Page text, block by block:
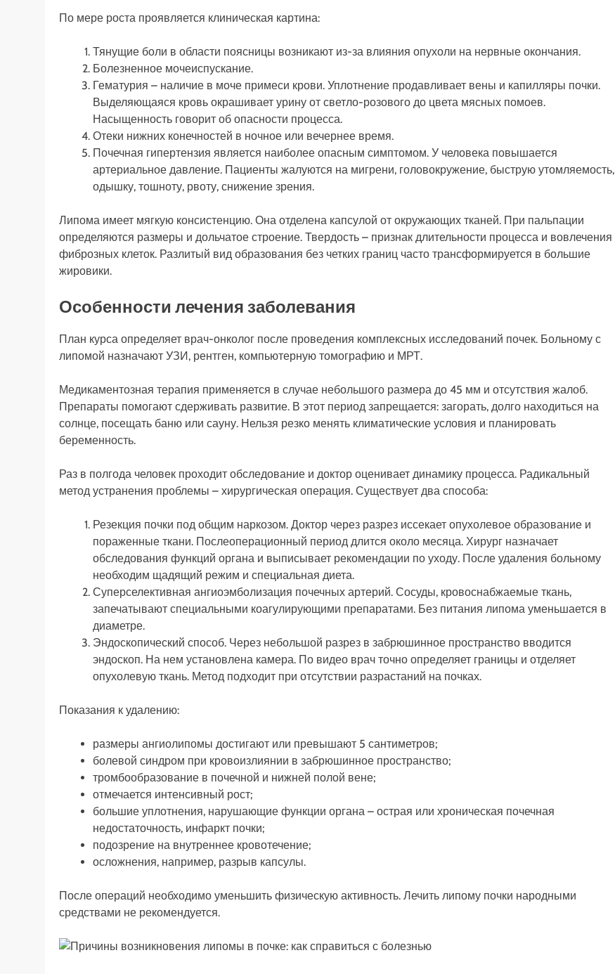
По мере роста проявляется клиническая картина:
Тянущие боли в области поясницы возникают из-за влияния опухоли на нервные окончания.
Болезненное мочеиспускание.
Гематурия – наличие в моче примеси крови. Уплотнение продавливает вены и капилляры почки.
Выделяющаяся кровь окрашивает урину от светло-розового до цвета мясных помоев.
Насыщенность говорит об опасности процесса.
Отеки нижних конечностей в ночное или вечернее время.
Почечная гипертензия является наиболее опасным симптомом. У человека повышается
артериальное давление. Пациенты жалуются на мигрени, головокружение, быструю утомляемость,
одышку, тошноту, рвоту, снижение зрения.
Липома имеет мягкую консистенцию. Она отделена капсулой от окружающих тканей. При пальпации
определяются размеры и дольчатое строение. Твердость – признак длительности процесса и вовлечения
фиброзных клеток. Разлитый вид образования без четких границ часто трансформируется в большие
жировики.
Особенности лечения заболевания
План курса определяет врач-онколог после проведения комплексных исследований почек. Больному с
липомой назначают УЗИ, рентген, компьютерную томографию и МРТ.
Медикаментозная терапия применяется в случае небольшого размера до 45 мм и отсутствия жалоб.
Препараты помогают сдерживать развитие. В этот период запрещается: загорать, долго находиться на
солнце, посещать баню или сауну. Нельзя резко менять климатические условия и планировать
беременность.
Раз в полгода человек проходит обследование и доктор оценивает динамику процесса. Радикальный
метод устранения проблемы – хирургическая операция. Существует два способа:
Резекция почки под общим наркозом. Доктор через разрез иссекает опухолевое образование и
пораженные ткани. Послеоперационный период длится около месяца. Хирург назначает
обследования функций органа и выписывает рекомендации по уходу. После удаления больному
необходим щадящий режим и специальная диета.
Суперселективная ангиоэмболизация почечных артерий. Сосуды, кровоснабжаемые ткань,
запечатывают специальными коагулирующими препаратами. Без питания липома уменьшается в
диаметре.
Эндоскопический способ. Через небольшой разрез в забрюшинное пространство вводится
эндоскоп. На нем установлена камера. По видео врач точно определяет границы и отделяет
опухолевую ткань. Метод подходит при отсутствии разрастаний на почках.
Показания к удалению:
размеры ангиолипомы достигают или превышают 5 сантиметров;
болевой синдром при кровоизлиянии в забрюшинное пространство;
тромбообразование в почечной и нижней полой вене;
отмечается интенсивный рост;
большие уплотнения, нарушающие функции органа – острая или хроническая почечная
недостаточность, инфаркт почки;
подозрение на внутреннее кровотечение;
осложнения, например, разрыв капсулы.
После операций необходимо уменьшить физическую активность. Лечить липому почки народными
средствами не рекомендуется.